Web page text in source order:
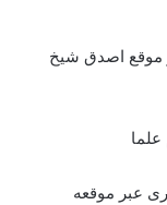
موقع اصدق شيخ
عبر موقعه